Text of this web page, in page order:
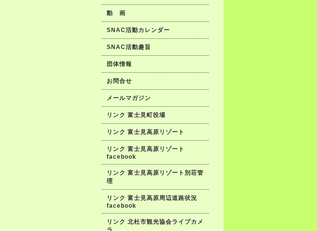
動 画
SNAC活動カレンダー
SNAC活動趣旨
団体情報
お問合せ
メールマガジン
リンク 富士見町役場
リンク 富士見高原リゾート
リンク 富士見高原リゾート
facebook
リンク 富士見高原リゾート別荘管
理
リンク 富士見高原周辺道路状況
facebook
リンク 北杜市観光協会ライブカメ